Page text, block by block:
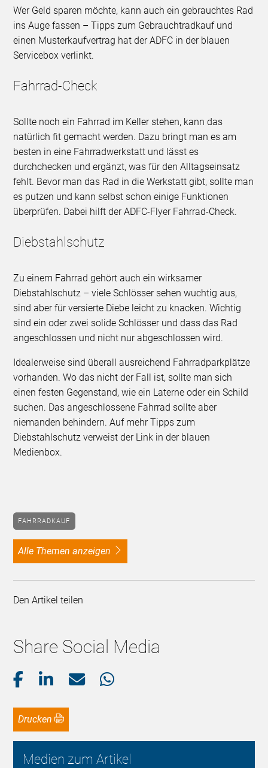
Wer Geld sparen möchte, kann auch ein gebrauchtes Rad
ins Auge fassen – Tipps zum Gebrauchtradkauf und
einen Musterkaufvertrag hat der ADFC in der blauen
Servicebox verlinkt.
Fahrrad-Check
Sollte noch ein Fahrrad im Keller stehen, kann das
natürlich fit gemacht werden. Dazu bringt man es am
besten in eine Fahrradwerkstatt und lässt es
durchchecken und ergänzt, was für den Alltagseinsatz
fehlt. Bevor man das Rad in die Werkstatt gibt, sollte man
es putzen und kann selbst schon einige Funktionen
überprüfen. Dabei hilft der ADFC-Flyer Fahrrad-Check.
Diebstahlschutz
Zu einem Fahrrad gehört auch ein wirksamer
Diebstahlschutz – viele Schlösser sehen wuchtig aus,
sind aber für versierte Diebe leicht zu knacken. Wichtig
sind ein oder zwei solide Schlösser und dass das Rad
angeschlossen und nicht nur abgeschlossen wird.
Idealerweise sind überall ausreichend Fahrradparkplätze
vorhanden. Wo das nicht der Fall ist, sollte man sich
einen festen Gegenstand, wie ein Laterne oder ein Schild
suchen. Das angeschlossene Fahrrad sollte aber
niemanden behindern. Auf mehr Tipps zum
Diebstahlschutz verweist der Link in der blauen
Medienbox.
FAHRRADKAUF
alle Themen anzeigen
Den Artikel teilen
Share Social Media
Drucken
Medien zum Artikel